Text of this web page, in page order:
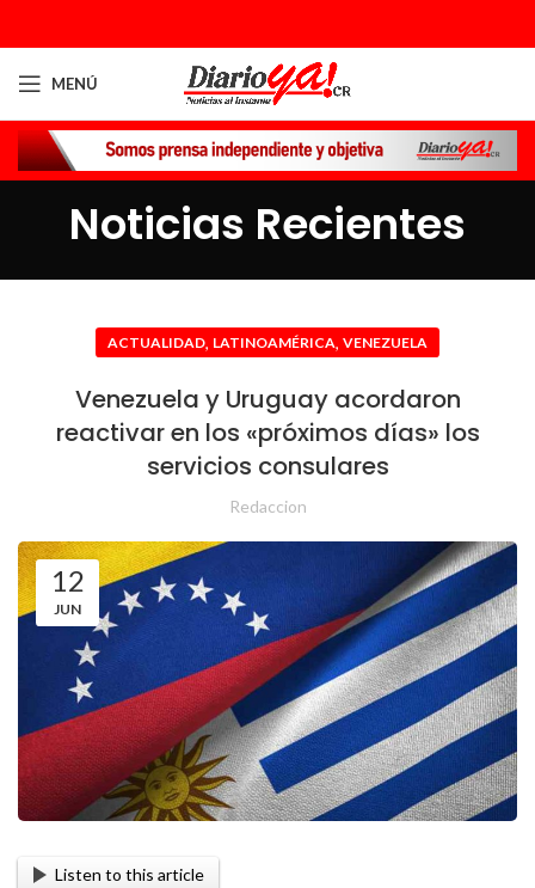
MENÚ
Noticias Recientes
ACTUALIDAD, LATINOAMÉRICA, VENEZUELA
Venezuela y Uruguay acordaron
reactivar en los «próximos días» los
servicios consulares
Redaccion
12
JUN
Listen to this article